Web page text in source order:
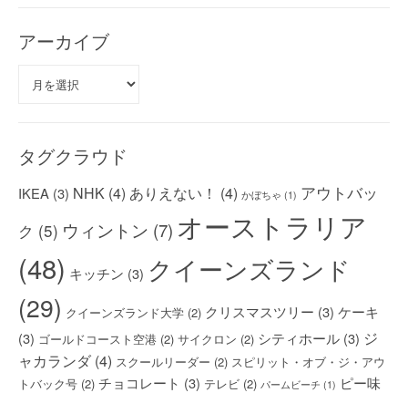
アーカイブ
ブ
タグクラウド
IKEA (3) NHK (4) ありえない！ (4) かぼちゃ (1) アウトバッ
ク (5) ウィントン (7) オーストラリア
(48) キッチン (3) クイーンズランド
(29) クイーンズランド大学 (2) クリスマスツリー (3) ケーキ
(3) ゴールドコースト空港 (2) サイクロン (2) シティホール (3) ジ
ャカランダ (4) スクールリーダー (2) スピリット・オブ・ジ・アウ
トバック号 (2) チョコレート (3) テレビ (2) パームビーチ (1) ピー味